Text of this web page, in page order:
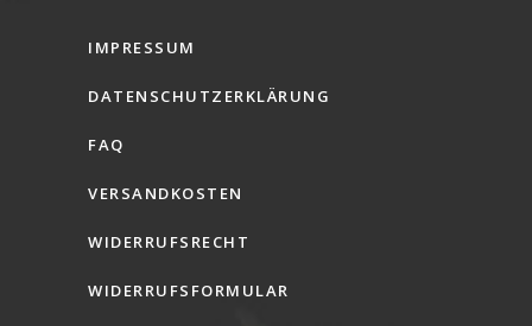
IMPRESSUM
DATENSCHUTZERKLÄRUNG
FAQ
VERSANDKOSTEN
WIDERRUFSRECHT
WIDERRUFSFORMULAR